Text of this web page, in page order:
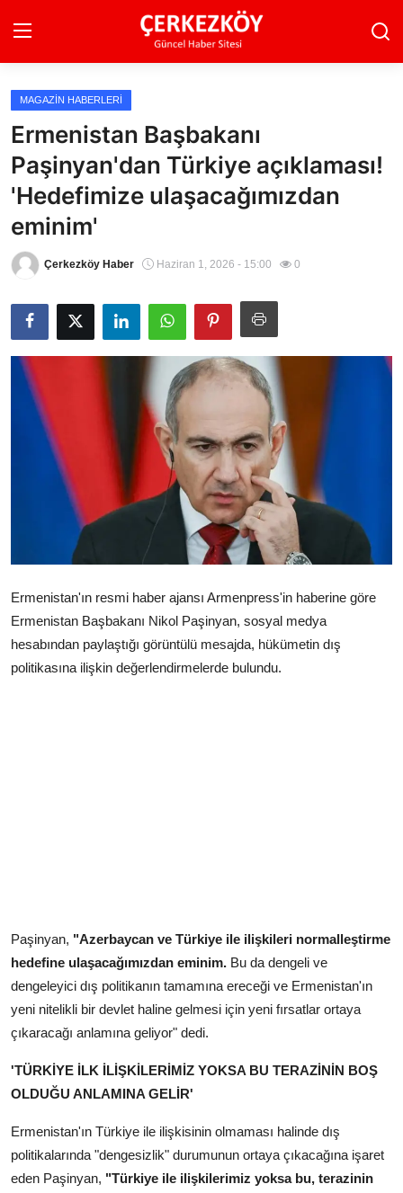
Ana Sayfa
Son Dakika
Ekonomi Haberleri
Magazin Haberleri
Teknoloji Haberleri
Dünya Haberleri
Çerkezköy
MAGAZIN HABERLERI
Ermenistan Başbakanı
Paşinyan'dan Türkiye açıklaması!
'Hedefimize ulaşacağımızdan
eminim'
Çerkezköy Haber Haziran 1, 2026 - 15:00 0
Ermenistan'ın resmi haber ajansı Armenpress'in haberine göre
Ermenistan Başbakanı Nikol Paşinyan, sosyal medya
hesabından paylaştığı görüntülü mesajda, hükümetin dış
politikasına ilişkin değerlendirmelerde bulundu.
Paşinyan, "Azerbaycan ve Türkiye ile ilişkileri normalleştirme
hedefine ulaşacağımızdan eminim. Bu da dengeli ve
dengeleyici dış politikanın tamamına ereceği ve Ermenistan'ın
yeni nitelikli bir devlet haline gelmesi için yeni fırsatlar ortaya
çıkaracağı anlamına geliyor" dedi.
'TÜRKİYE İLK İLİŞKİLERİMİZ YOKSA BU TERAZİNİN BOŞ
OLDUĞU ANLAMINA GELİR'
Ermenistan'ın Türkiye ile ilişkisinin olmaması halinde dış
politikalarında "dengesizlik" durumunun ortaya çıkacağına işaret
eden Paşinyan, "Türkiye ile ilişkilerimiz yoksa bu, terazinin